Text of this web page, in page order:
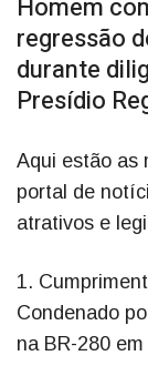
Homem
regressão
durante
Presídio
Aqui estão as
portal de
atrativos e
1.
Condenado
na BR-280